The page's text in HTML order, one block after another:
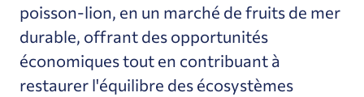
poisson-lion, en un marché de fruits de mer
durable, offrant des opportunités
économiques tout en contribuant à
restaurer l'équilibre des écosystèmes